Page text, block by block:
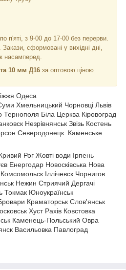
п'яті, з 9-00 до 17-00 без перерви.
сформовані у вихідні дні,
насамперед.
10 мм Д16 за оптовою ціною.
Одеса
Хмельницький Чорновці Львів
Тернополя Біла Церква Кіровоград
Незрівнянськ Звізь Костень
Северодонецк Каменське
Рог Жовті води Ірпень
Енергодар Новосківська Нова
Іллічевск Чорнигов
Нежин Стриячий Дергачі
Токмак Юноукраїнськ
Краматорськ Слов'янськ
Хуст Рахів Ковстовка
Каменець-Польський Овра
Васильовка Павлоград